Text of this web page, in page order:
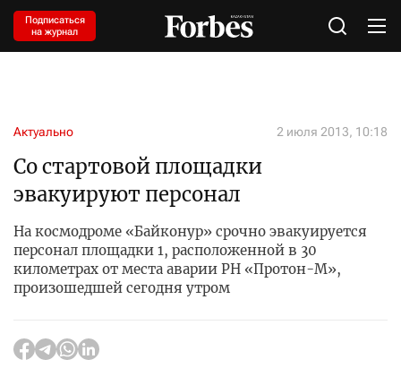
Подписаться
на журнал
Актуально 2 июля 2013, 10:18
Со стартовой площадки
эвакуируют персонал
На космодроме «Байконур» срочно эвакуируется
персонал площадки 1, расположенной в 30
километрах от места аварии РН «Протон-М»,
произошедшей сегодня утром